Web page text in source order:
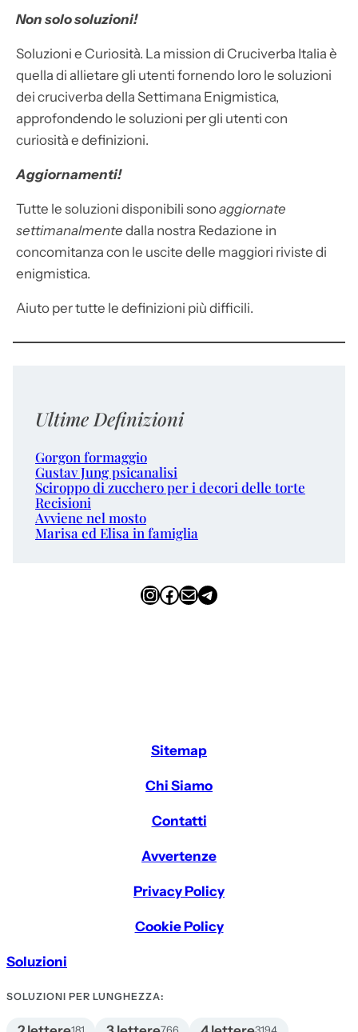
Non solo soluzioni!
Soluzioni e Curiosità. La mission di Cruciverba Italia è
quella di allietare gli utenti fornendo loro le soluzioni
dei cruciverba della Settimana Enigmistica,
approfondendo le soluzioni per gli utenti con
curiosità e definizioni.
Aggiornamenti!
Tutte le soluzioni disponibili sonoaggiornate
settimanalmente dalla nostra Redazione in
concomitanza con le uscite delle maggiori riviste di
enigmistica.
Aiuto per tutte le definizioni più difficili.
Ultime Definizioni
Gorgon formaggio
Gustav Jung psicanalisi
Sciroppo di zucchero per i decori delle torte
Recisioni
Avviene nel mosto
Marisa ed Elisa in famiglia
InstagramFacebook Email Telegram
Sitemap
Chi Siamo
Contatti
Avvertenze
Privacy Policy
Cookie Policy
Soluzioni
SOLUZIONI PER LUNGHEZZA: